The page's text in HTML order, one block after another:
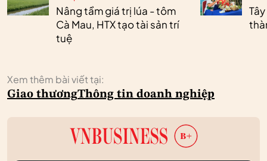
Nâng tầm giá trị lúa - tôm
Cà Mau, HTX tạo tài sản trí
tuệ
Xem thêm bài viết tại:
Giao thươngThông tin doanh nghiệp